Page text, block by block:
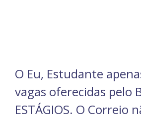
O Eu, Estudante
vagas oferecidas pelo
ESTÁGIOS. O Correio